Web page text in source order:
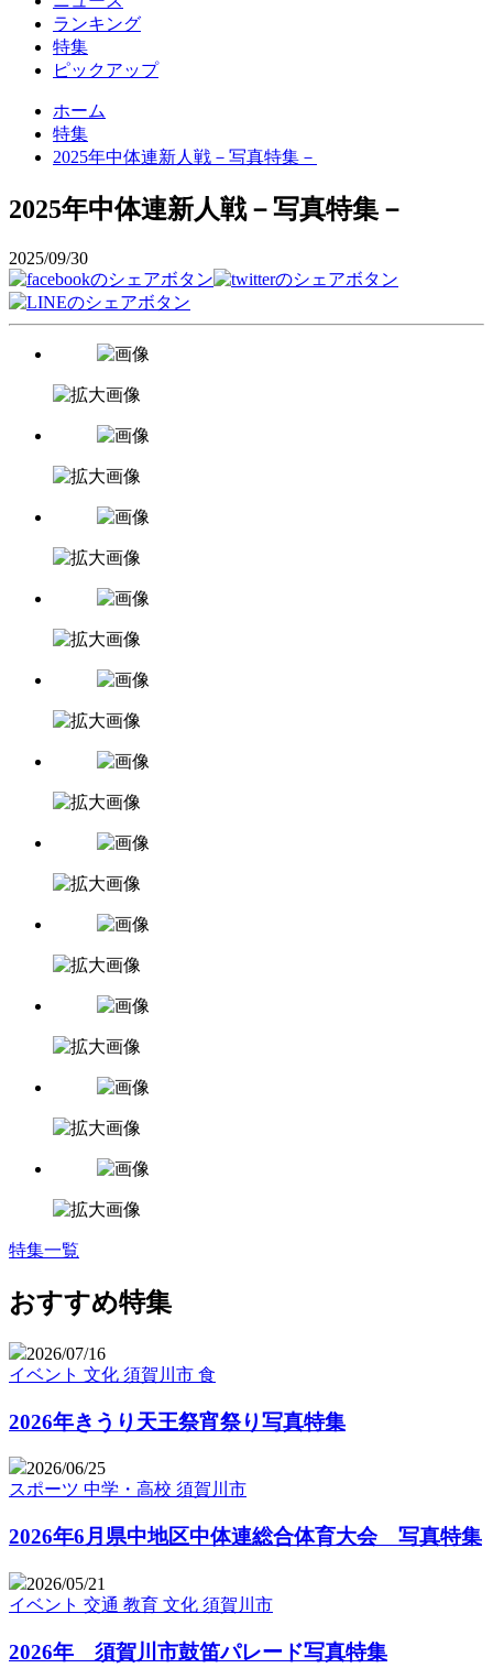
ランキング
特集
ピックアップ
ホーム
特集
2025年中体連新人戦－写真特集－
2025年中体連新人戦－写真特集－
2025/09/30
特集一覧
おすすめ特集
2026/07/16
イベント 文化 須賀川市 食
2026年きうり天王祭宵祭り写真特集
2026/06/25
スポーツ 中学・高校 須賀川市
2026年6月県中地区中体連総合体育大会 写真特集
2026/05/21
イベント 交通 教育 文化 須賀川市
2026年 須賀川市鼓笛パレード写真特集